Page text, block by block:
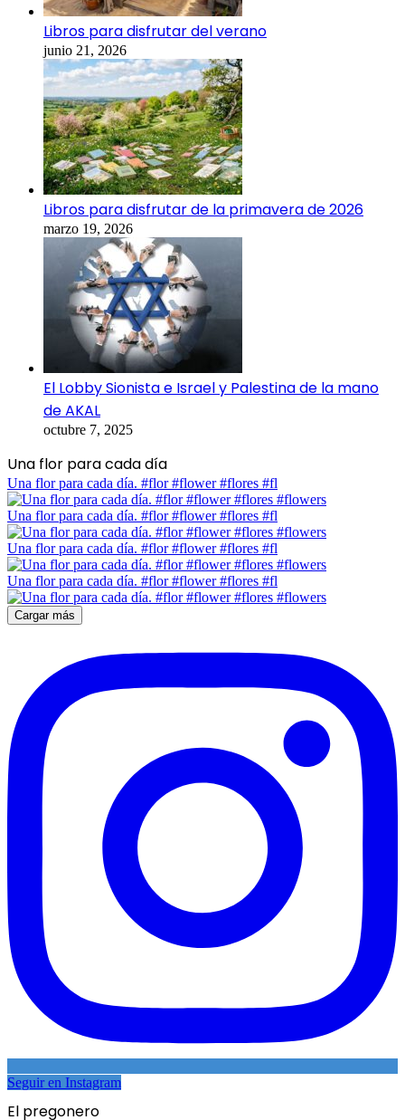
Libros para disfrutar del verano
junio 21, 2026
Libros para disfrutar de la primavera de 2026
marzo 19, 2026
El Lobby Sionista e Israel y Palestina de la mano
de AKAL
octubre 7, 2025
Una flor para cada día
Una flor para cada día. #flor #flower #flores #fl
Una flor para cada día. #flor #flower #flores #fl
Una flor para cada día. #flor #flower #flores #fl
Una flor para cada día. #flor #flower #flores #fl
Cargar más
Seguir en Instagram
El pregonero